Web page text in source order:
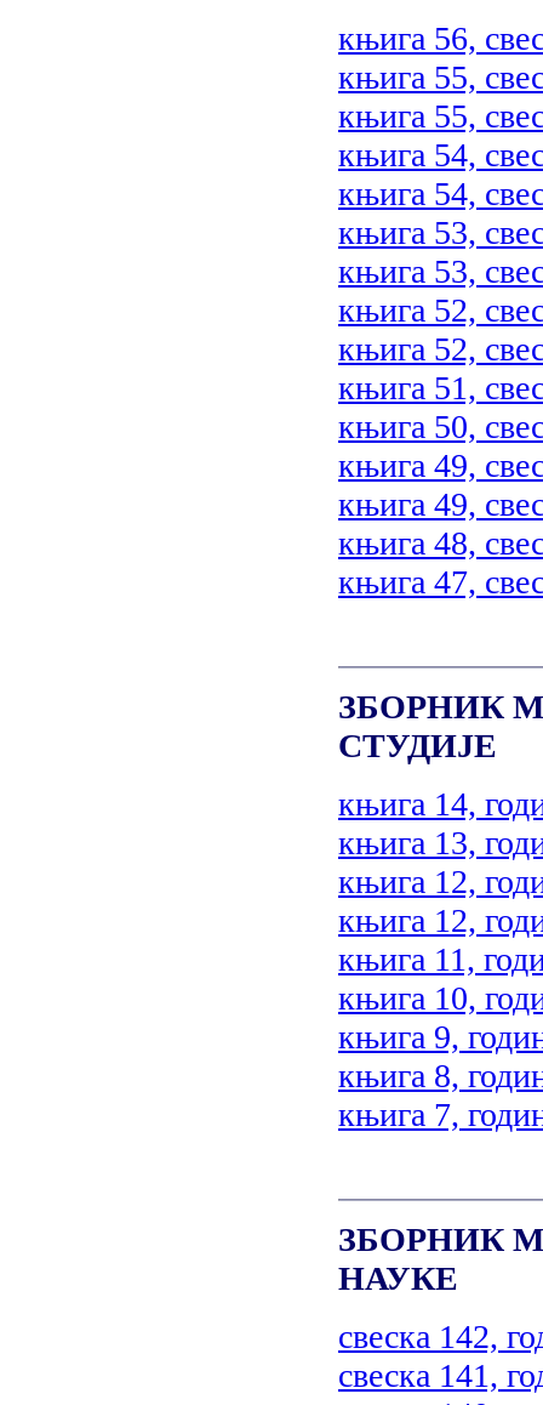
књига 56,
књига 55,
књига 55,
књига 54,
књига 54,
књига 53,
књига 53,
књига 52,
књига 52,
књига 51,
књига 50,
књига 49,
књига 49,
књига 48,
књига 47,
ЗБОРНИК
СТУДИЈЕ
књига 14,
књига 13,
књига 12,
књига 12,
књига 11,
књига 10,
књига 9,
књига 8,
књига 7,
ЗБОРНИК
НАУКЕ
свеска 142,
свеска 141,